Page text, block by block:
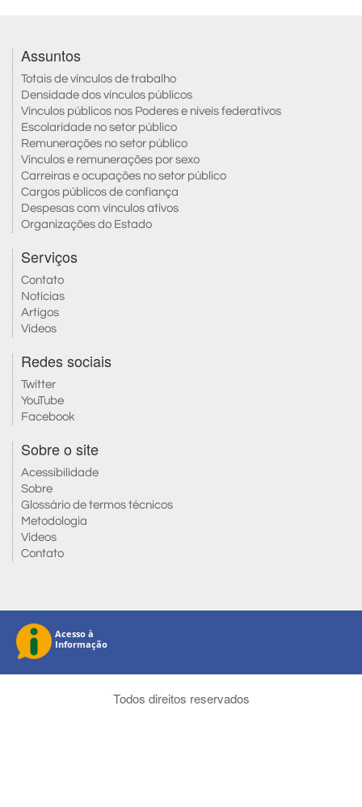
Assuntos
Totais de vínculos de trabalho
Densidade dos vínculos públicos
Vínculos públicos nos Poderes e níveis federativos
Escolaridade no setor público
Remunerações no setor público
Vínculos e remunerações por sexo
Carreiras e ocupações no setor público
Cargos públicos de confiança
Despesas com vínculos ativos
Organizações do Estado
Serviços
Contato
Notícias
Artigos
Vídeos
Redes sociais
Twitter
YouTube
Facebook
Sobre o site
Acessibilidade
Sobre
Glossário de termos técnicos
Metodologia
Vídeos
Contato
Todos direitos reservados